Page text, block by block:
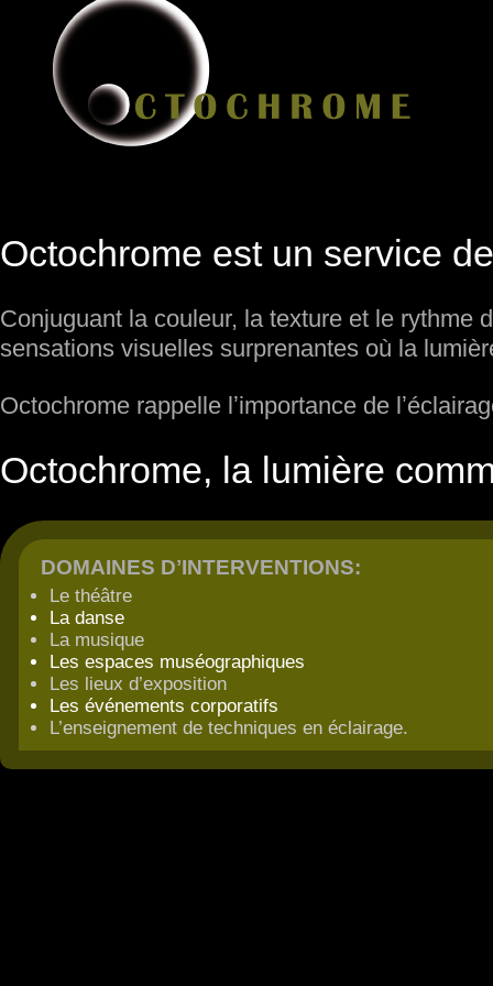
Octochrome est un service
Conjuguant la couleur, la texture et le rythme
sensations visuelles surprenantes où la
Octochrome rappelle lʼimportance de
Octochrome, la lumière
DOMAINES DʼINTERVENTIONS:
Le théâtre
La danse
La musique
Les espaces muséographiques
Les lieux d’exposition
Les événements corporatifs
L’enseignement de techniques en éclairage.